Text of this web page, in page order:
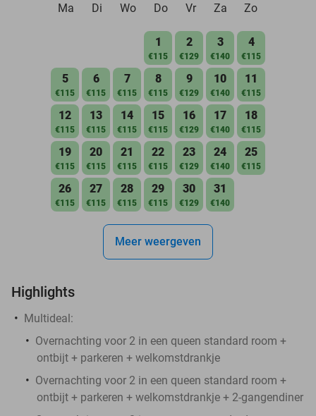
Ma
Di Wo Do Vr Za Zo
1
€115
2
€129
3
€140
4
€115
5
€115
6
€115
7
€115
8
€115
9
€129
10
€140
11
€115
12
€115
13
€115
14
€115
15
€115
16
€129
17
€140
18
€115
19
€115
20
€115
21
€115
22
€115
23
€129
24
€140
25
€115
26
€115
27
€115
28
€115
29
€115
30
€129
31
€140
Meer weergeven
Highlights
Multideal:
Overnachting voor 2 in een queen standard room +
ontbijt + parkeren + welkomstdrankje
Overnachting voor 2 in een queen standard room +
ontbijt + parkeren + welkomstdrankje + 2-gangendiner